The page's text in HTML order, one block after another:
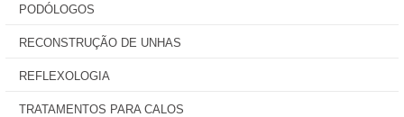
PODÓLOGOS
RECONSTRUÇÃO DE UNHAS
REFLEXOLOGIA
TRATAMENTOS PARA CALOS